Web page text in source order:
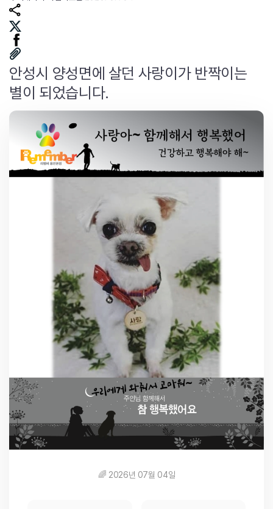
안성시 양성면에 살던 사랑이가 반짝이는
별이 되었습니다.
🌈 2026년 07월 04일